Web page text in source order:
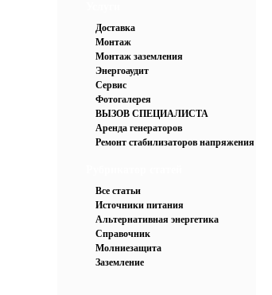
Доставка
Монтаж
Монтаж заземления
Энергоаудит
Сервис
Фотогалерея
ВЫЗОВ СПЕЦИАЛИСТА
Аренда генераторов
Ремонт стабилизаторов напряжения
Все статьи
Источники питания
Альтернативная энергетика
Справочник
Молниезащита
Заземление